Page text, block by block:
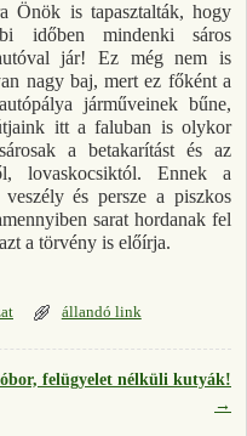
Önök is tapasztalták, hogy
időben mindenki sáros
jár! Ez még nem is
nagy baj, mert ez főként a
járműveinek bűne,
itt a faluban is olykor
a betakarítást és az
lovaskocsiktól. Ennek a
és persze a piszkos
sarat hordanak fel
a törvény is előírja.
állandó link
felügyelet nélküli kutyák!
→